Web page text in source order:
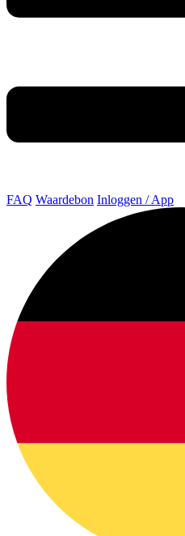
FAQ Waardebon Inloggen / App